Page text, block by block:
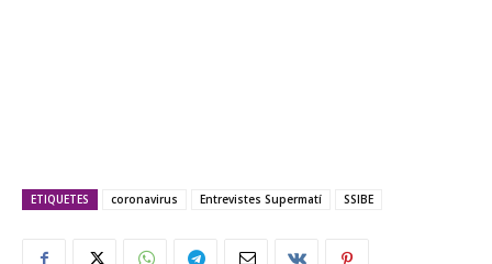
ETIQUETES coronavirus Entrevistes Supermatí SSIBE